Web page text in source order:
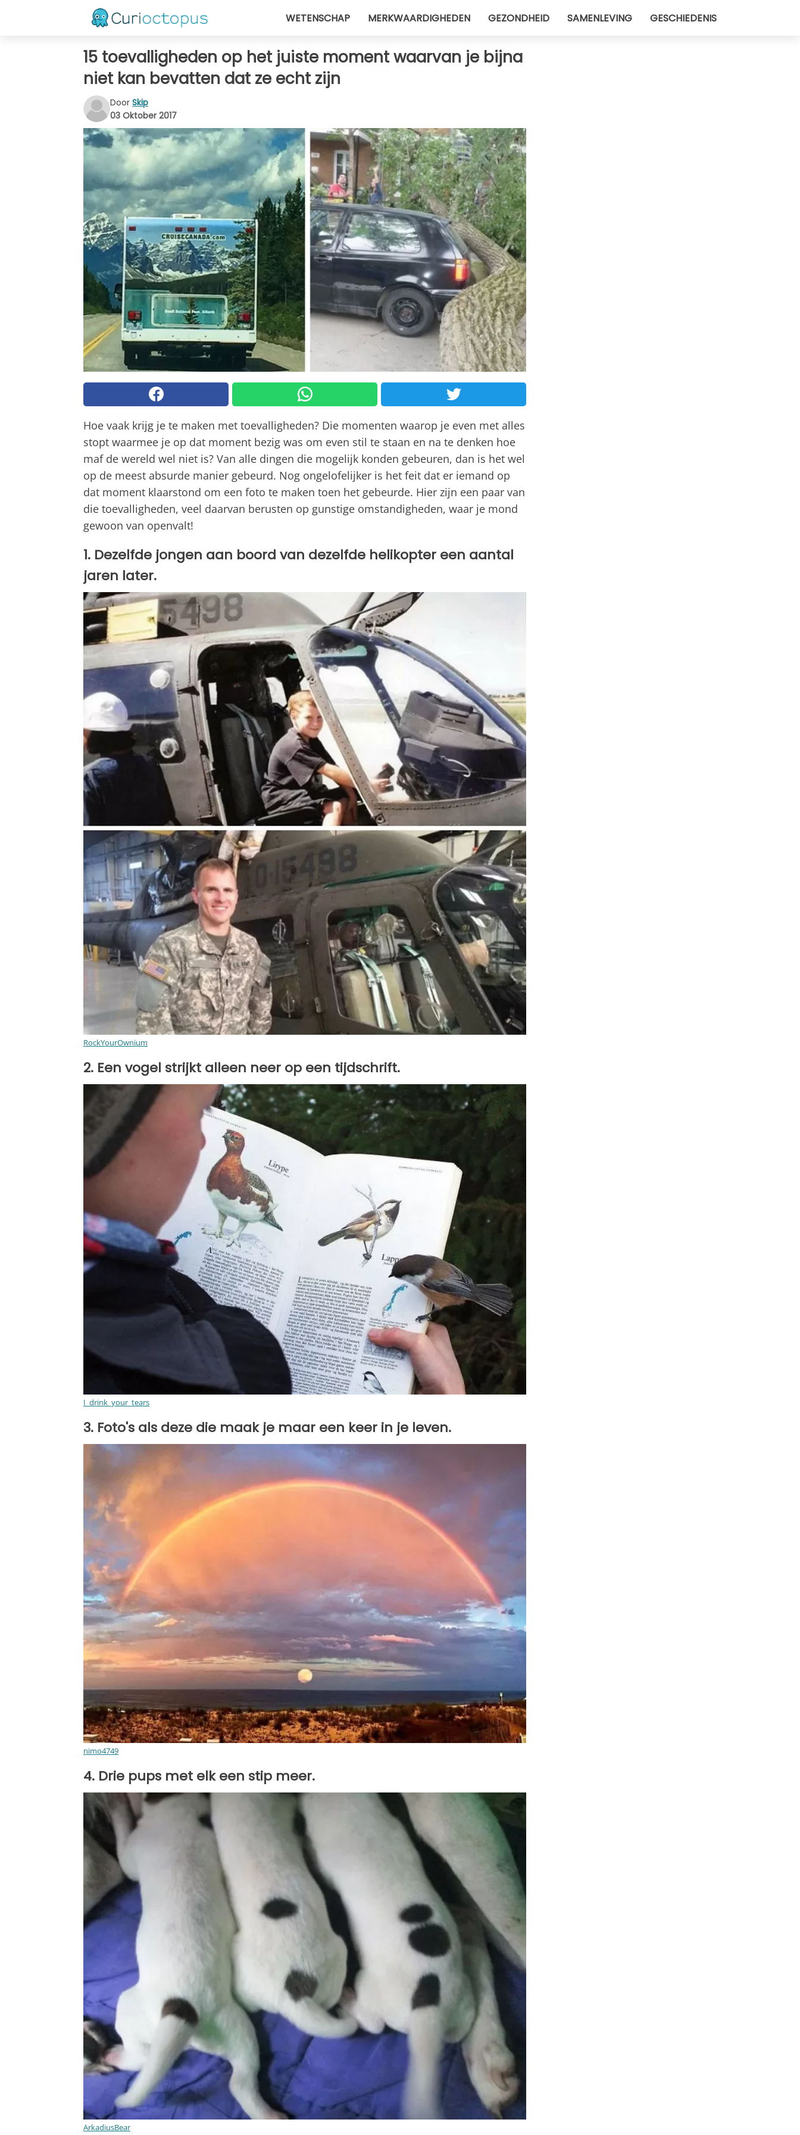
WETENSCHAP MERKWAARDIGHEDEN GEZONDHEID SAMENLEVING GESCHIEDENIS
15 toevalligheden op het juiste moment waarvan je bijna
niet kan bevatten dat ze echt zijn
Door Skip
03 Oktober 2017
Hoe vaak krijg je te maken met toevalligheden? Die momenten waarop je even met alles
stopt waarmee je op dat moment bezig was om even stil te staan en na te denken hoe
maf de wereld wel niet is? Van alle dingen die mogelijk konden gebeuren, dan is het wel
op de meest absurde manier gebeurd. Nog ongelofelijker is het feit dat er iemand op
dat moment klaarstond om een foto te maken toen het gebeurde. Hier zijn een paar van
die toevalligheden, veel daarvan berusten op gunstige omstandigheden, waar je mond
gewoon van openvalt!
1. Dezelfde jongen aan boord van dezelfde helikopter een aantal
jaren later.
RockYourOwnium
2. Een vogel strijkt alleen neer op een tijdschrift.
I_drink_your_tears
3. Foto's als deze die maak je maar een keer in je leven.
nimo4749
4. Drie pups met elk een stip meer.
ArkadiusBear